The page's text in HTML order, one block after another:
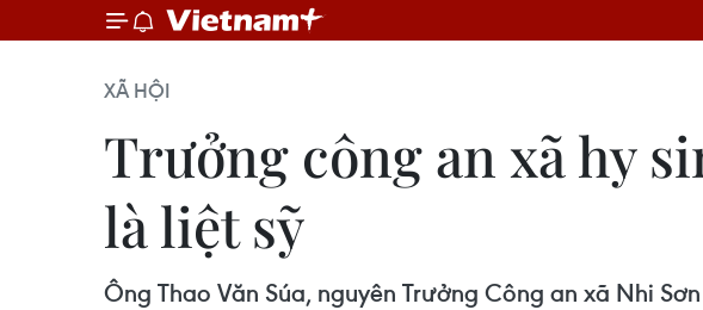
XÃ HỘI
Trưởng công an xã hy
là liệt sỹ
Ông Thao Văn Súa, nguyên Trưởng Công an xã Nhi